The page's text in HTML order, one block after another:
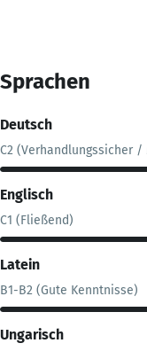
Sprachen
Deutsch
C2 (Verhandlungssicher
Englisch
C1 (Fließend)
Latein
B1-B2 (Gute Kenntnisse)
Ungarisch